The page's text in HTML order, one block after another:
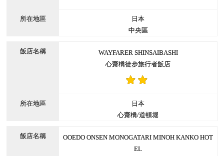
日本
中央區
WAYFARER SHINSAIBASHI
心齋橋徒步旅行者飯店
日本
心齋橋/道頓堀
OOEDO ONSEN MONOGATARI MINOH KANKO HOT
EL